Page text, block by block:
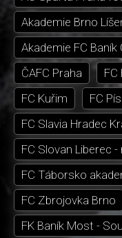
Akademie Brno
Akademie FC Baník
ČAFC Praha
FC
FC Kuřim
FC
FC Slavia Hradec
FC Slovan Liberec -
FC Táborsko
FC Zbrojovka Brno
FK Baník Most -